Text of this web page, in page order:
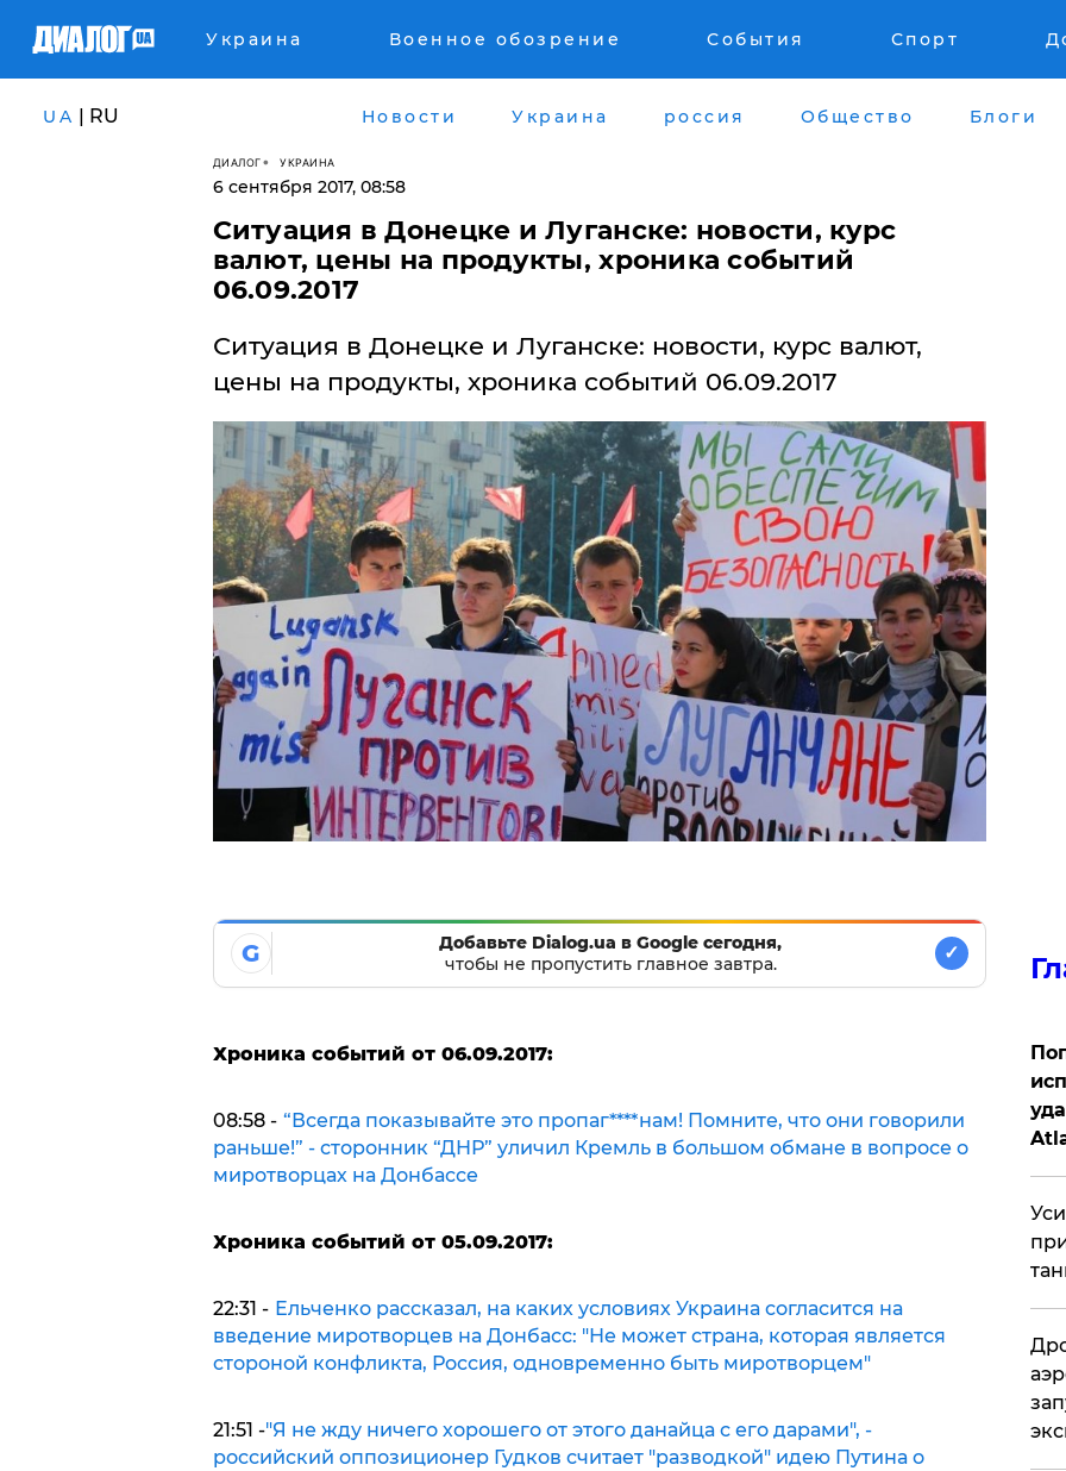
Украина Военное обозрение События Спорт
UA | RU Новости Украина россия Общество Блоги
ДИАЛОГ УКРАИНА
6 сентября 2017, 08:58
Ситуация в Донецке и Луганске: новости, курс
валют, цены на продукты, хроника событий
06.09.2017
Ситуация в Донецке и Луганске: новости, курс валют,
цены на продукты, хроника событий 06.09.2017
G
Добавьте Dialog.ua в Google сегодня,
чтобы не пропустить главное завтра.
✓
Хроника событий от 06.09.2017:
08:58 - “Всегда показывайте это пропаг****нам! Помните, что они говорили
раньше!” - сторонник “ДНР” уличил Кремль в большом обмане в вопросе о
миротворцах на Донбассе
Хроника событий от 05.09.2017:
22:31 - Ельченко рассказал, на каких условиях Украина согласится на
введение миротворцев на Донбасс: "Не может страна, которая является
стороной конфликта, Россия, одновременно быть миротворцем"
21:51 -"Я не жду ничего хорошего от этого данайца с его дарами", -
российский оппозиционер Гудков считает "разводкой" идею Путина о